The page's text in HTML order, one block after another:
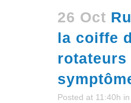
26 Oct
la coiffe
rotateurs
Posted at 11:40h in